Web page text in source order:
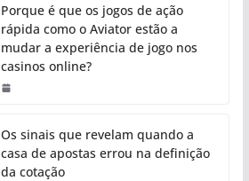
Porque é que os jogos de ação
rápida como o Aviator estão a
mudar a experiência de jogo nos
casinos online?
Os sinais que revelam quando a
casa de apostas errou na definição
da cotação